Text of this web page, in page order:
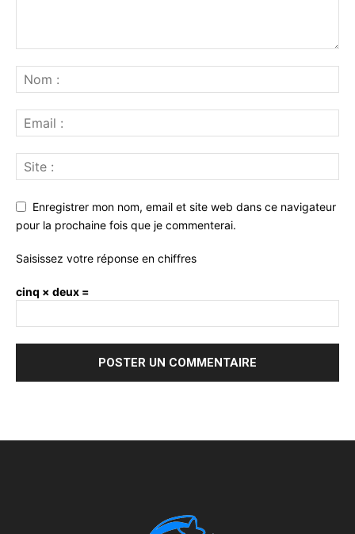
Enregistrer mon nom, email et site web dans ce navigateur
pour la prochaine fois que je commenterai.
Saisissez votre réponse en chiffres
cinq × deux =